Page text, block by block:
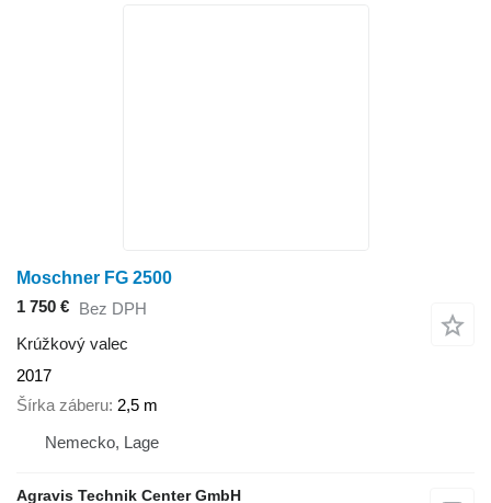
Moschner FG 2500
1 750 € Bez DPH
Krúžkový valec
2017
Šírka záberu 2,5 m
Nemecko, Lage
Agravis Technik Center GmbH